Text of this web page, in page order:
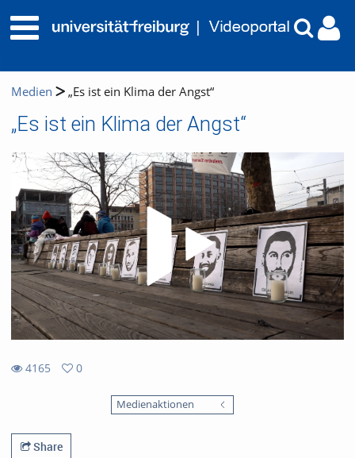
Medien „Es ist ein Klima der Angst“
„Es ist ein Klima der Angst“
4165
0
Medienaktionen
Share